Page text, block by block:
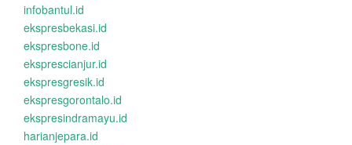
infobantul.id
ekspresbekasi.id
ekspresbone.id
eksprescianjur.id
ekspresgresik.id
ekspresgorontalo.id
ekspresindramayu.id
harianjepara.id